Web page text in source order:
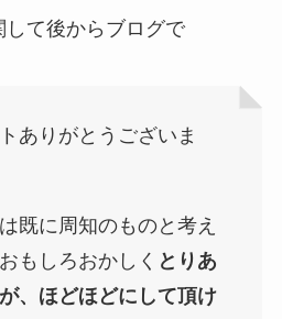
して後からブログで
ありがとうございま
既に周知のものと考え
もしろおかしく とりあ
、ほどほどにして頂け